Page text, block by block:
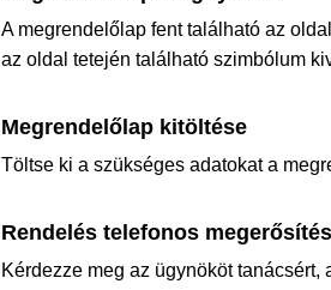
A megrendelőlap fent található az
az oldal tetején található szimbólum
Töltse ki a szükséges adatokat a
Kérdezze meg az ügynököt